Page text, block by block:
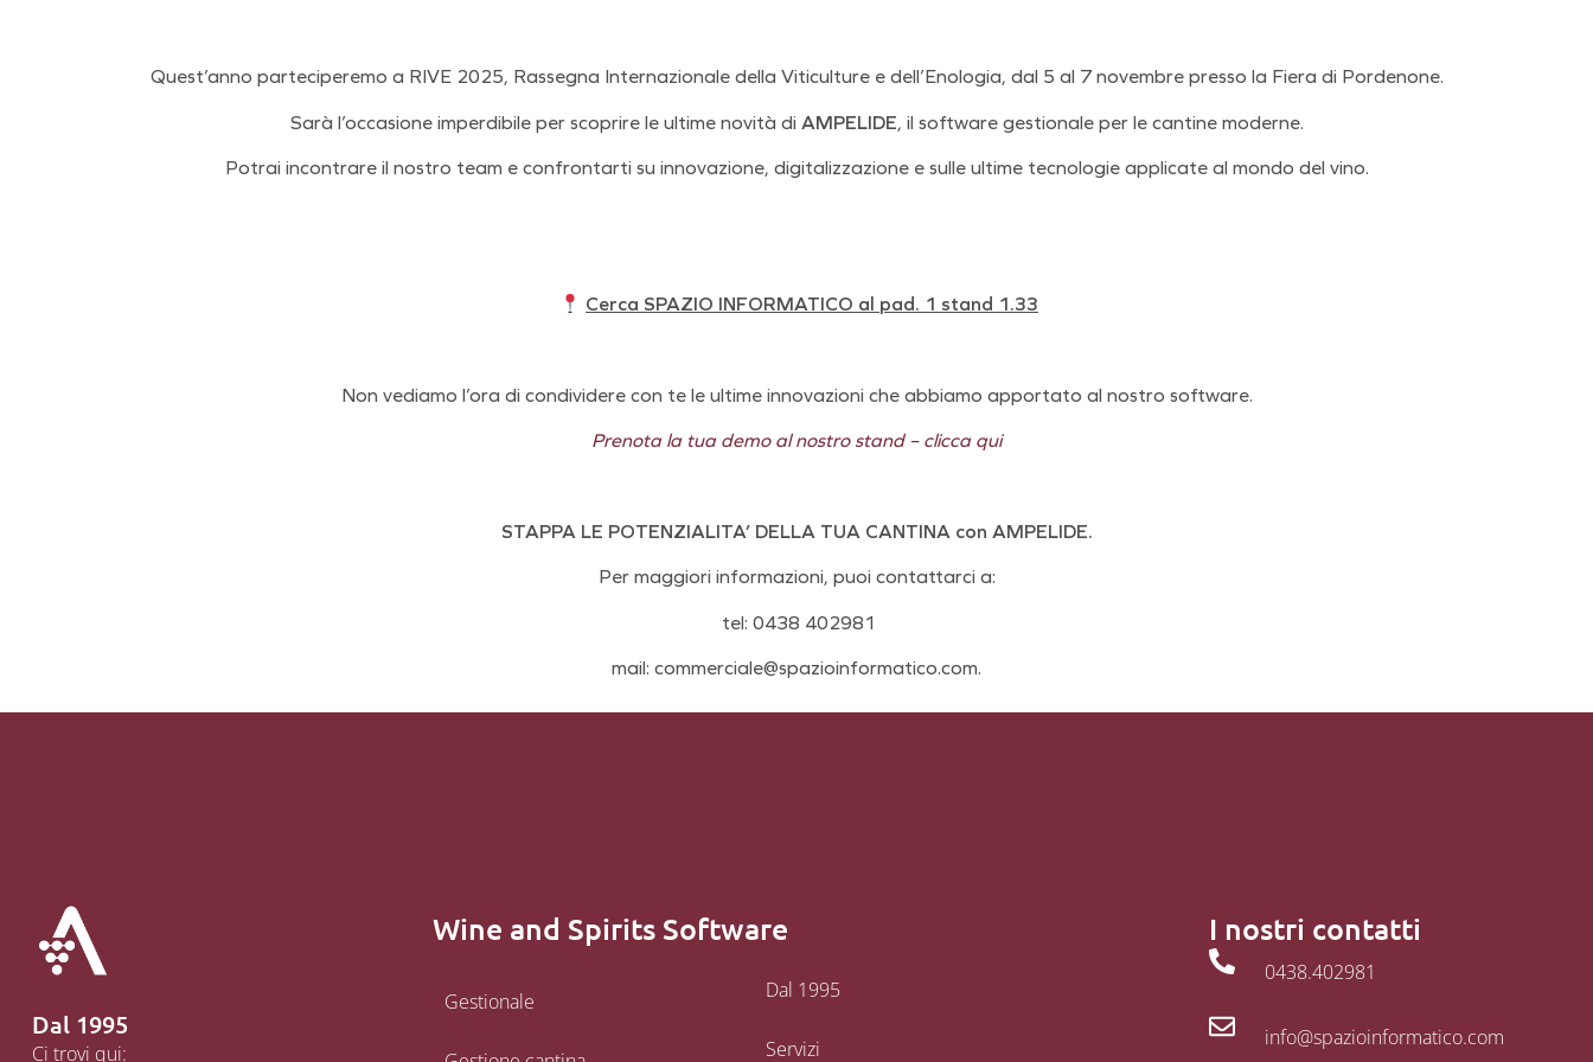
Quest’anno parteciperemo a RIVE 2025, Rassegna Internazionale della Viticulture e dell’Enologia, dal 5 al 7 novembre presso la Fiera di Pordenone.
Sarà l’occasione imperdibile per scoprire le ultime novità di AMPELIDE, il software gestionale per le cantine moderne.
Potrai incontrare il nostro team e confrontarti su innovazione, digitalizzazione e sulle ultime tecnologie applicate al mondo del vino.
Cerca SPAZIO INFORMATICO al pad. 1 stand 1.33
Non vediamo l’ora di condividere con te le ultime innovazioni che abbiamo apportato al nostro software.
Prenota la tua demo al nostro stand – clicca qui
STAPPA LE POTENZIALITA’ DELLA TUA CANTINA con AMPELIDE.
Per maggiori informazioni, puoi contattarci a:
tel: 0438 402981
mail: commerciale@spazioinformatico.com.
Dal 1995
Ci trovi qui:
Wine and Spirits Software
Gestionale Dal 1995
Servizi
I nostri contatti
0438.402981
info@spazioinformatico.com